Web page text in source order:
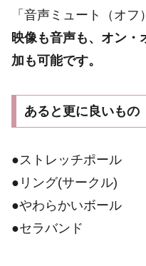
「音声ミュート（オフ
映像も音声も、オン
加も可能です。
あると更に良いもの
●ストレッチポール
●リング(サークル)
●やわらかいボール
●セラバンド